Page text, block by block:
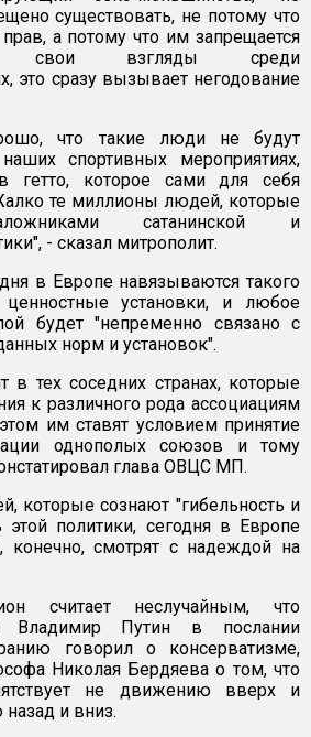
существовать, не потому что
а потому что им запрещается
свои взгляды среди
это сразу вызывает негодование
что такие люди не будут
спортивных мероприятиях,
гетто, которое сами для себя
те миллионы людей, которые
сатанинской и
- сказал митрополит.
в Европе навязываются такого
ценностные установки, и любое
будет "непременно связано с
норм и установок".
в тех соседних странах, которые
к различного рода ассоциациям
им ставят условием принятие
однополых союзов и тому
глава ОВЦС МП.
которые сознают "гибельность и
этой политики, сегодня в Европе
конечно, смотрят с надеждой на
считает неслучайным, что
Владимир Путин в послании
говорил о консерватизме,
Николая Бердяева о том, что
не движению вверх и
и вниз.